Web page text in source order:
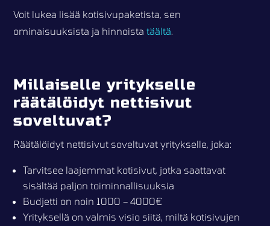
Voit lukea lisää kotisivupaketista, sen
ominaisuuksista ja hinnoistatäältä.
Millaiselle yritykselle
räätälöidyt nettisivut
soveltuvat?
Räätälöidyt nettisivut soveltuvat yritykselle, joka:
Tarvitsee laajemmat kotisivut, jotka saattavat
sisältää paljon toiminnallisuuksia
Budjetti on noin 1000 – 4000€
Yrityksellä on valmis visio siitä, miltä kotisivujen